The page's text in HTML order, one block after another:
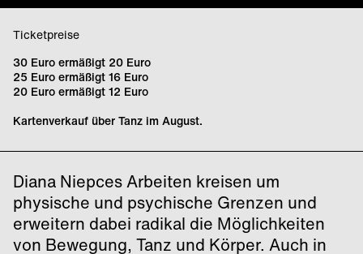
Ticketpreise
30 Euro ermäßigt 20 Euro
25 Euro ermäßigt 16 Euro
20 Euro ermäßigt 12 Euro
Kartenverkauf über Tanz im August.
Diana Niepces Arbeiten kreisen um
physische und psychische Grenzen und
erweitern dabei radikal die Möglichkeiten
von Bewegung, Tanz und Körper. Auch in